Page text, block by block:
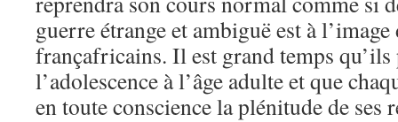
guerre étrange et ambiguë est à
françafricains. Il est grand temps qu’ils
l’adolescence à l’âge adulte et que
en toute conscience la plénitude de ses